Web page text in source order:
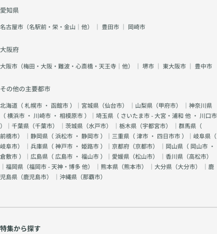
愛知県
名古屋市（名駅前・栄・金山｜他） ｜ 豊田市 ｜ 岡崎市
大阪府
大阪市（梅田・大阪・難波・心斎橋・天王寺｜他） ｜ 堺市 ｜ 東大阪市 ｜ 豊中市
その他の主要都市
北海道（札幌市 ・ 函館市）｜宮城県（仙台市） ｜山梨県（甲府市） ｜神奈川県
（横浜市 ・ 川崎市 ・ 相模原市）｜埼玉県（ さいたま市 - 大宮・浦和 他 ・ 川口市
）｜千葉県（千葉市） ｜茨城県（水戸市） ｜栃木県（宇都宮市） ｜群馬県（
前橋市） ｜静岡県（浜松市 ・ 静岡市）｜三重県（津市 ・ 四日市市）｜岐阜県（
岐阜市） ｜兵庫県（神戸市 ・ 姫路市）｜京都府（京都市） ｜岡山県（ 岡山市 ・
倉敷市）｜広島県（ 広島市 ・ 福山市）｜愛媛県（松山市） ｜香川県（高松市）
｜福岡県（福岡市 - 天神・博多 他） ｜熊本県（熊本市） ｜大分県（大分市） ｜鹿
児島県（鹿児島市） ｜沖縄県（那覇市）
特集から探す